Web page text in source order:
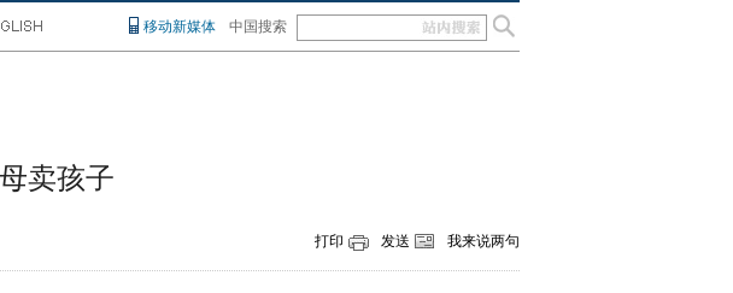
移动新媒体 中国搜索
卖孩子
打印 发送 我来说两句